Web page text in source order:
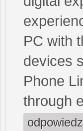
PC with
devices
Phone
through
odpowiedz